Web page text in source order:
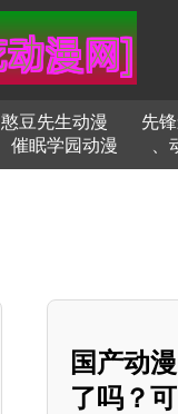
憨豆先生动漫 先
催眠学园动漫 、
国产动
了吗？